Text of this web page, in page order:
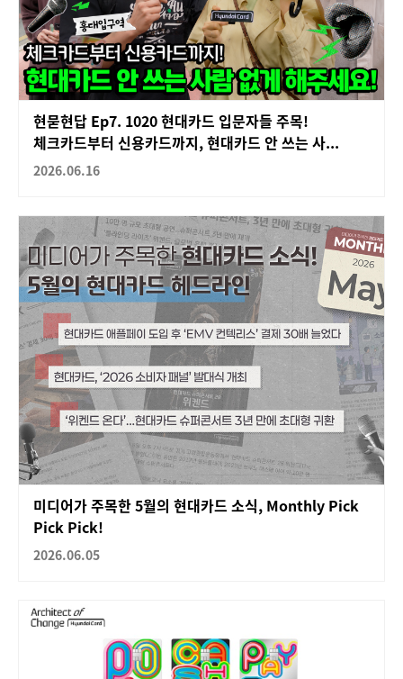
현묻현답 Ep7. 1020 현대카드 입문자들 주목!
체크카드부터 신용카드까지, 현대카드 안 쓰는 사...
2026.06.16
미디어가 주목한 5월의 현대카드 소식, Monthly Pick
Pick Pick!
2026.06.05